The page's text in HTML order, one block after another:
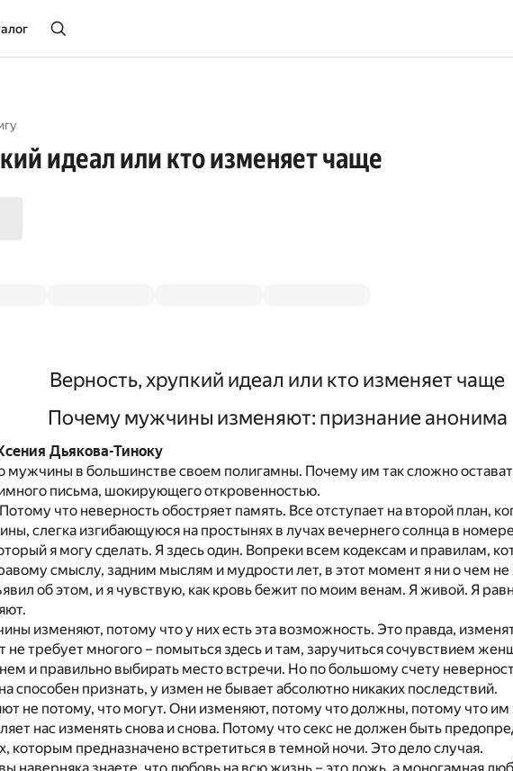
идеал или кто изменяет чаще
Верность, хрупкий идеал или кто изменяет чаще
Почему мужчины изменяют: признание анонима
Дьякова-Тиноку
мужчины в большинстве своем полигамны. Почему им так сложно
письма, шокирующего откровенностью.
что неверность обостряет память. Все отступает на второй план,
слегка изгибающуюся на простынях в лучах вечернего солнца в
я могу сделать. Я здесь один. Вопреки всем кодексам и правилам,
смыслу, задним мыслям и мудрости лет, в этот момент я ни о чем
об этом, и я чувствую, как кровь бежит по моим венам. Я живой. Я
изменяют, потому что у них есть эта возможность. Это правда,
не требует многого – помыться здесь и там, заручиться сочувствием
и правильно выбирать место встречи. Но по большому счету
признать, у измен не бывает абсолютно никаких последствий.
не потому, что могут. Они изменяют, потому что должны, потому что
нас изменять снова и снова. Потому что секс не должен быть
которым предназначено встретиться в темной ночи. Это дело случая.